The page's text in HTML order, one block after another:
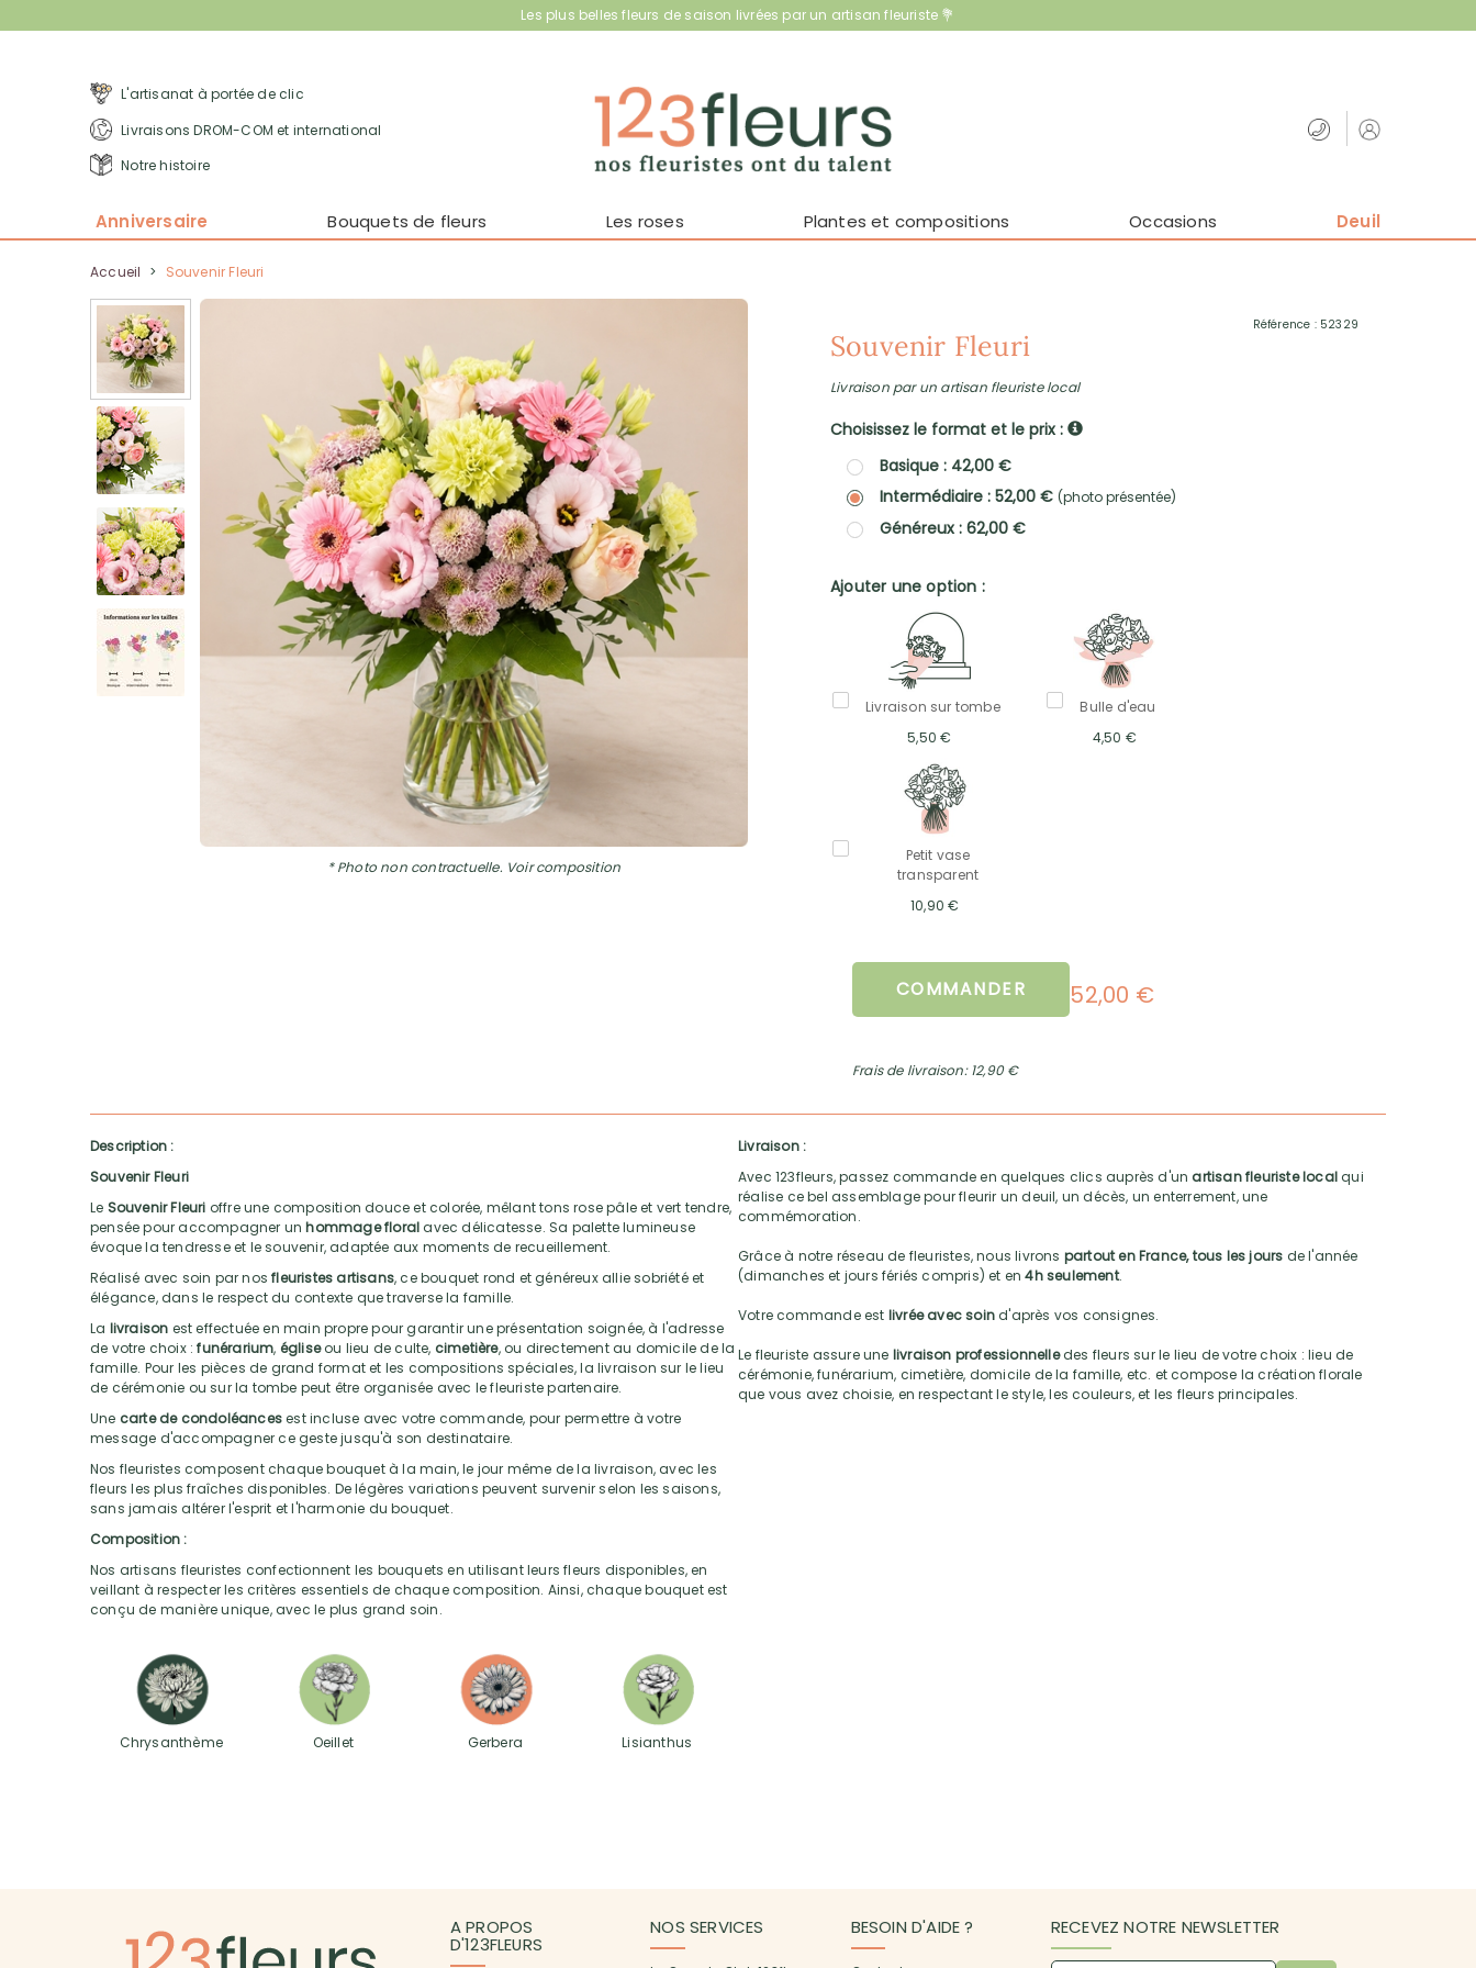
Les plus belles fleurs de saison livrées par un artisan fleuriste 💐
L'artisanat à portée de clic
Livraisons DROM-COM et international
Notre histoire
Anniversaire Bouquets de fleurs Les roses Plantes et compositions Occasions Deuil
Accueil > Souvenir Fleuri
* Photo non contractuelle. Voir composition
Référence : 52329
Souvenir Fleuri
Livraison par un artisan fleuriste local
Choisissez le format et le prix :
Basique : 42,00 €
Intermédiaire : 52,00 € (photo présentée)
Généreux : 62,00 €
Ajouter une option :
Livraison sur tombe
5,50 €
Bulle d'eau
4,50 €
Petit vase
transparent
10,90 €
COMMANDER 52,00 €
Frais de livraison: 12,90 €
Description :
Souvenir Fleuri
Le Souvenir Fleuri offre une composition douce et colorée, mêlant tons rose pâle et vert tendre,
pensée pour accompagner unhommage floralavec délicatesse. Sa palette lumineuse
évoque la tendresse et le souvenir, adaptée aux moments de recueillement.
Réalisé avec soin par nosfleuristes artisans, ce bouquet rond et généreux allie sobriété et
élégance, dans le respect du contexte que traverse la famille.
La livraison est effectuée en main propre pour garantir une présentation soignée, à l'adresse
de votre choix :funérarium, égliseou lieu de culte, cimetière, ou directement au domicile de la
famille. Pour les pièces de grand format et les compositions spéciales, la livraison sur le lieu
de cérémonie ou sur la tombe peut être organisée avec le fleuriste partenaire.
Une carte de condoléancesest incluse avec votre commande, pour permettre à votre
message d'accompagner ce geste jusqu'à son destinataire.
Nos fleuristes composent chaque bouquet à la main, le jour même de la livraison, avec les
fleurs les plus fraîches disponibles. De légères variations peuvent survenir selon les saisons,
sans jamais altérer l'esprit et l'harmonie du bouquet.
Composition :
Nos artisans fleuristes confectionnent les bouquets en utilisant leurs fleurs disponibles, en
veillant à respecter les critères essentiels de chaque composition. Ainsi, chaque bouquet est
conçu de manière unique, avec le plus grand soin.
Chrysanthème Oeillet Gerbera Lisianthus
Livraison :
Avec 123fleurs, passez commande en quelques clics auprès d'un artisan fleuriste localqui
réalise ce bel assemblage pour fleurir un deuil, un décès, un enterrement, une
commémoration.
Grâce à notre réseau de fleuristes, nous livrons partout en France, tous les jours de l'année
(dimanches et jours fériés compris) et en4h seulement.
Votre commande est livrée avec soind'après vos consignes.
Le fleuriste assure une livraison professionnelledes fleurs sur le lieu de votre choix : lieu de
cérémonie, funérarium, cimetière, domicile de la famille, etc. et compose la création florale
que vous avez choisie, en respectant le style, les couleurs, et les fleurs principales.
A PROPOS
D'123FLEURS
NOS SERVICES BESOIN D'AIDE ? RECEVEZ NOTRE NEWSLETTER